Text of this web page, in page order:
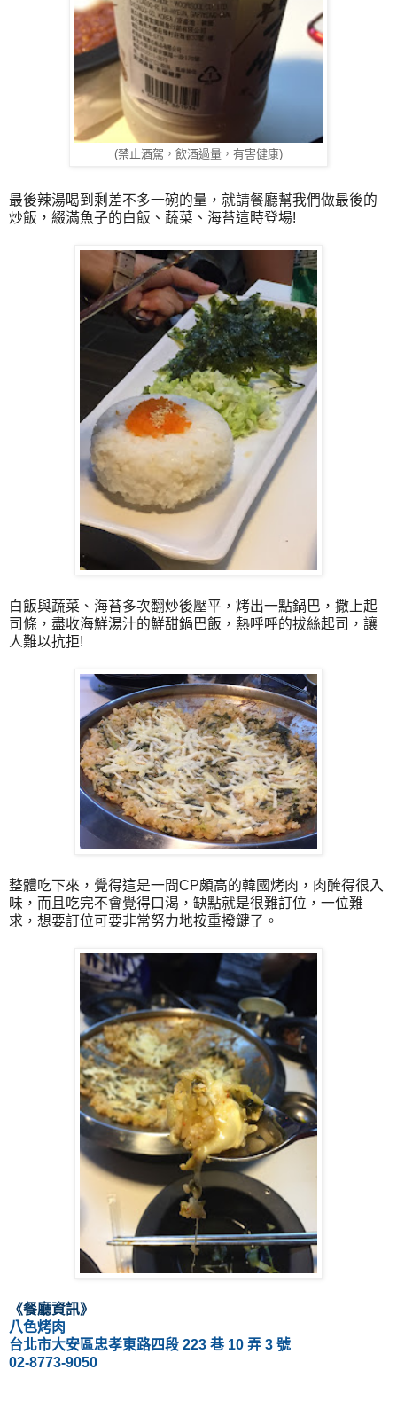
(禁止酒駕，飲酒過量， 有害健康)
最後辣湯喝到剩差不多一碗的量，就請餐廳幫我們做最後的
炒飯，綴滿魚子的白飯、蔬菜、海苔這時登場!
白飯與蔬菜、海苔多次翻炒後壓平，烤出一點鍋巴，撒上起
司條，盡收海鮮湯汁的鮮甜鍋巴飯，熱呼呼的拔絲起司，讓
人難以抗拒!
整體吃下來，覺得這是一間CP頗高的韓國烤肉，肉醃得很入
味，而且吃完不會覺得口渴，缺點就是很難訂位，一位難
求，想要訂位可要非常努力地按重撥鍵了。
《餐廳資訊》
八色烤肉
台北市大安區忠孝東路四段 223 巷 10 弄 3 號
02-8773-9050